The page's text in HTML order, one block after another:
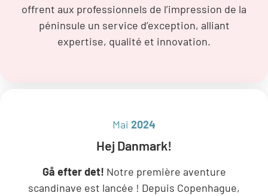
offrent aux professionnels de l’impression de la
péninsule un service d’exception, alliant
expertise, qualité et innovation.
Mai 2024
Hej Danmark!
Gå efter det! Notre première aventure
scandinave est lancée ! Depuis Copenhague,